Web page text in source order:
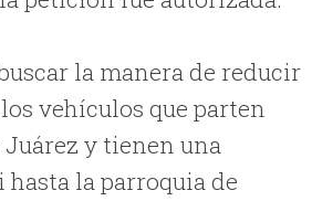
la manera de reducir
vehículos que parten
Juárez y tienen una
la parroquia de